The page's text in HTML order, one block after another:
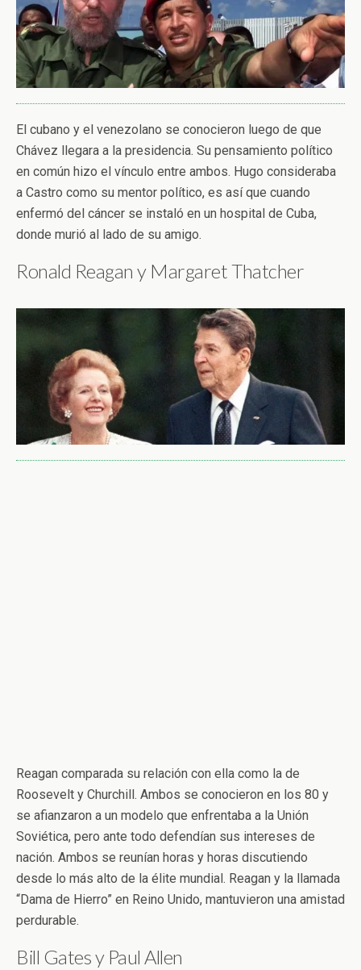
El cubano y el venezolano se conocieron luego de que
Chávez llegara a la presidencia. Su pensamiento político
en común hizo el vínculo entre ambos. Hugo consideraba
a Castro como su mentor político, es así que cuando
enfermó del cáncer se instaló en un hospital de Cuba,
donde murió al lado de su amigo.
Ronald Reagan y Margaret Thatcher
Reagan comparada su relación con ella como la de
Roosevelt y Churchill. Ambos se conocieron en los 80 y
se afianzaron a un modelo que enfrentaba a la Unión
Soviética, pero ante todo defendían sus intereses de
nación. Ambos se reunían horas y horas discutiendo
desde lo más alto de la élite mundial. Reagan y la llamada
“Dama de Hierro” en Reino Unido, mantuvieron una amistad
perdurable.
Bill Gates y Paul Allen